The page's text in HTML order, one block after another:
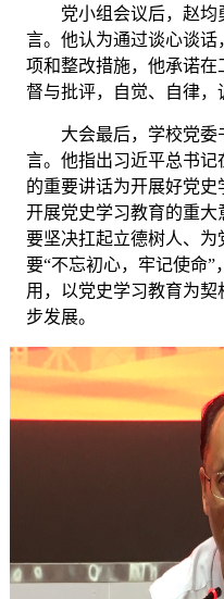
党小组会议后， 赵均
言。他认为通过谈心谈话
项和整改措施，他承诺
督与批评，自觉、自律，
大会最后，学校党
言。他指出习近平总书记
的重要讲话为开展好党
开展党史学习教育的重大
要坚决扛起立德树人、为
要“不忘初心，牢记使命
用，以党史学习教育为
步发展。